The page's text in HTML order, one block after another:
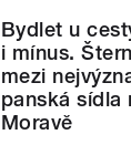
Bydlet u
i mínus.
mezi
panská sídla
Moravě